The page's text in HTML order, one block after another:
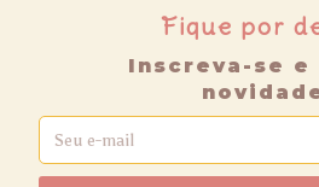
Fique por
Inscreva-se e